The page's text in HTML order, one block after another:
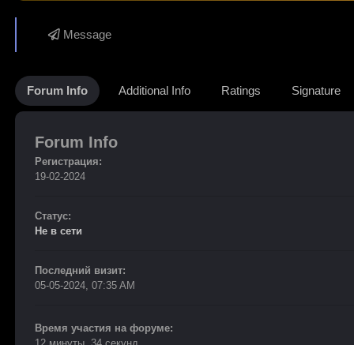
Message
Forum Info Additional Info Ratings Signature
Forum Info
Регистрация:
19-02-2024
Статус:
Не в сети
Последний визит:
05-05-2024, 07:35 AM
Время участия на форуме: